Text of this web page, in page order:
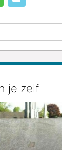
je zelf